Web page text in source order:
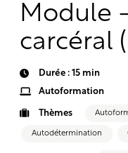
Module
carcéral
Durée : 15 min
Autoformation
Thèmes
Autodétermination